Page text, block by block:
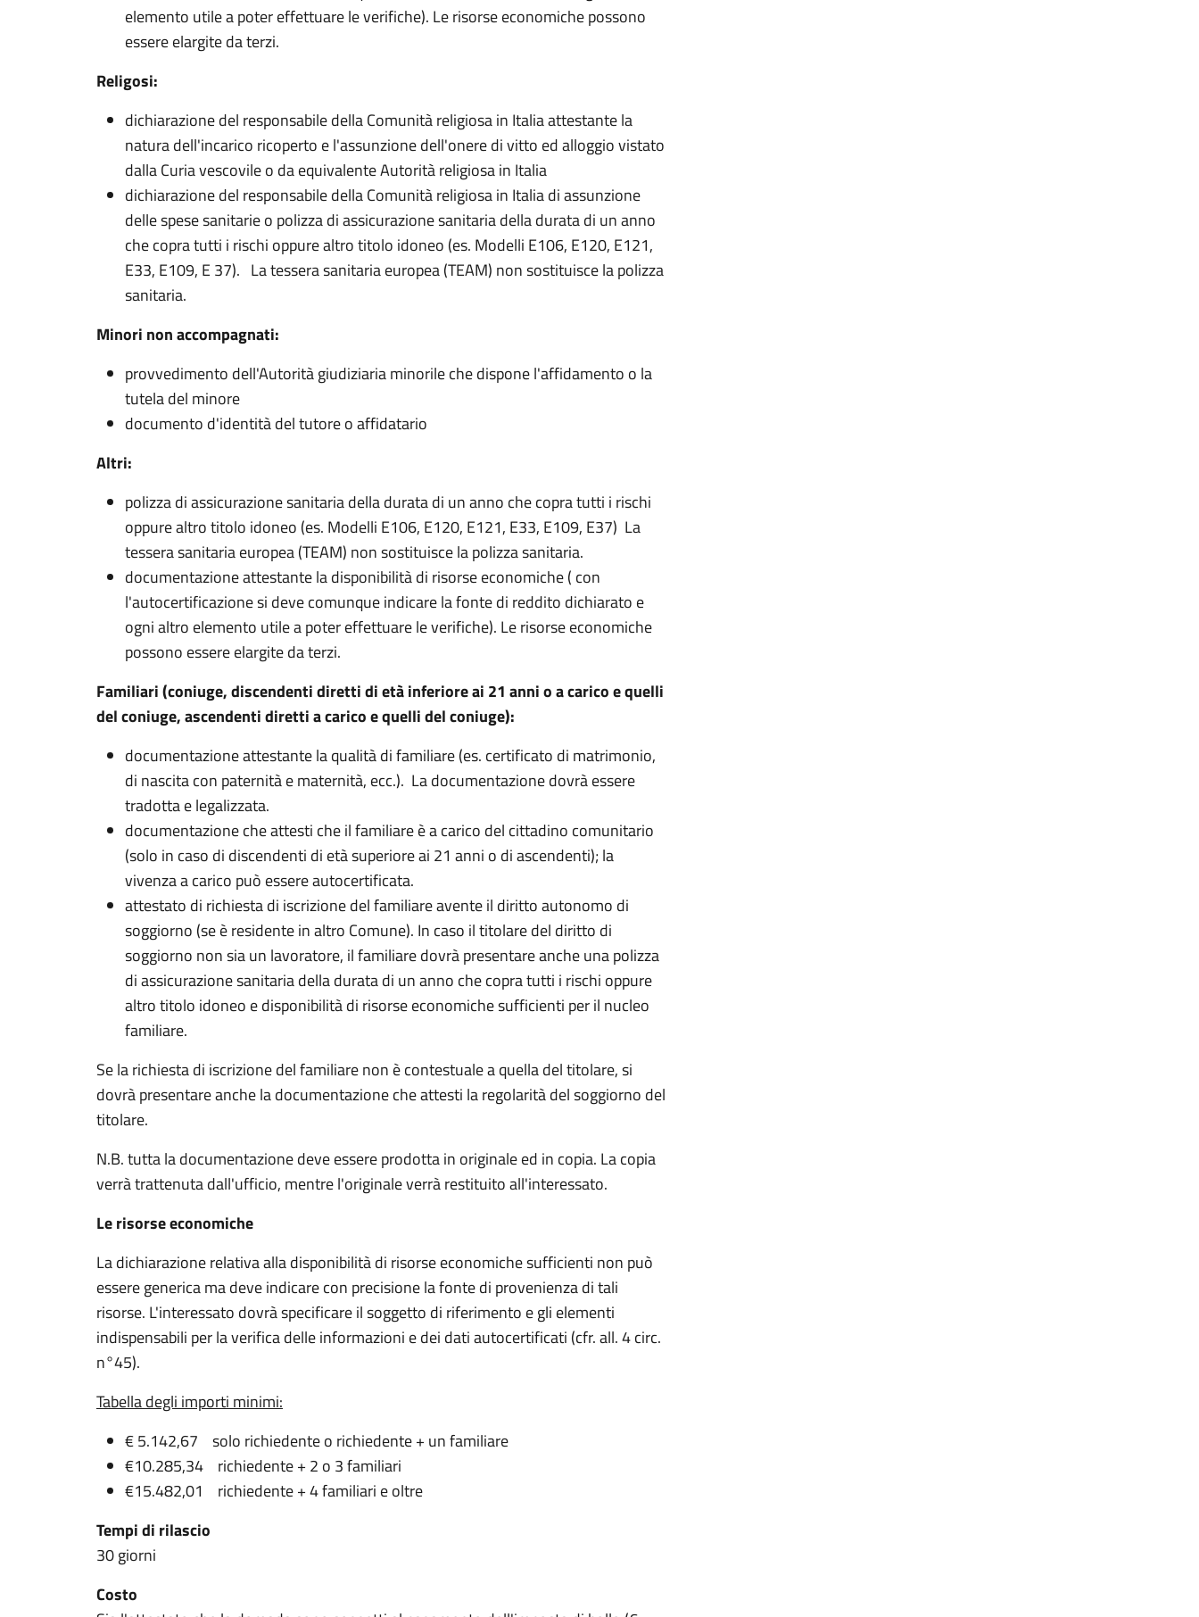
elemento utile a poter effettuare le verifiche). Le risorse economiche possono
essere elargite da terzi.
Religosi:
dichiarazione del responsabile della Comunità religiosa in Italia attestante la
natura dell'incarico ricoperto e l'assunzione dell'onere di vitto ed alloggio vistato
dalla Curia vescovile o da equivalente Autorità religiosa in Italia
dichiarazione del responsabile della Comunità religiosa in Italia di assunzione
delle spese sanitarie o polizza di assicurazione sanitaria della durata di un anno
che copra tutti i rischi oppure altro titolo idoneo (es. Modelli E106, E120, E121,
E33, E109, E 37). La tessera sanitaria europea (TEAM) non sostituisce la polizza
sanitaria.
Minori non accompagnati:
provvedimento dell'Autorità giudiziaria minorile che dispone l'affidamento o la
tutela del minore
documento d'identità del tutore o affidatario
Altri:
polizza di assicurazione sanitaria della durata di un anno che copra tutti i rischi
oppure altro titolo idoneo (es. Modelli E106, E120, E121, E33, E109, E37) La
tessera sanitaria europea (TEAM) non sostituisce la polizza sanitaria.
documentazione attestante la disponibilità di risorse economiche ( con
l'autocertificazione si deve comunque indicare la fonte di reddito dichiarato e
ogni altro elemento utile a poter effettuare le verifiche). Le risorse economiche
possono essere elargite da terzi.
Familiari (coniuge, discendenti diretti di età inferiore ai 21 anni o a carico e quelli
del coniuge, ascendenti diretti a carico e quelli del coniuge):
documentazione attestante la qualità di familiare (es. certificato di matrimonio,
di nascita con paternità e maternità, ecc.). La documentazione dovrà essere
tradotta e legalizzata.
documentazione che attesti che il familiare è a carico del cittadino comunitario
(solo in caso di discendenti di età superiore ai 21 anni o di ascendenti); la
vivenza a carico può essere autocertificata.
attestato di richiesta di iscrizione del familiare avente il diritto autonomo di
soggiorno (se è residente in altro Comune). In caso il titolare del diritto di
soggiorno non sia un lavoratore, il familiare dovrà presentare anche una polizza
di assicurazione sanitaria della durata di un anno che copra tutti i rischi oppure
altro titolo idoneo e disponibilità di risorse economiche sufficienti per il nucleo
familiare.
Se la richiesta di iscrizione del familiare non è contestuale a quella del titolare, si
dovrà presentare anche la documentazione che attesti la regolarità del soggiorno del
titolare.
N.B. tutta la documentazione deve essere prodotta in originale ed in copia. La copia
verrà trattenuta dall'ufficio, mentre l'originale verrà restituito all'interessato.
Le risorse economiche
La dichiarazione relativa alla disponibilità di risorse economiche sufficienti non può
essere generica ma deve indicare con precisione la fonte di provenienza di tali
risorse. L'interessato dovrà specificare il soggetto di riferimento e gli elementi
indispensabili per la verifica delle informazioni e dei dati autocertificati (cfr. all. 4 circ.
n°45).
Tabella degli importi minimi:
€ 5.142,67 solo richiedente o richiedente + un familiare
€10.285,34 richiedente + 2 o 3 familiari
€15.482,01 richiedente + 4 familiari e oltre
Tempi di rilascio
30 giorni
Costo